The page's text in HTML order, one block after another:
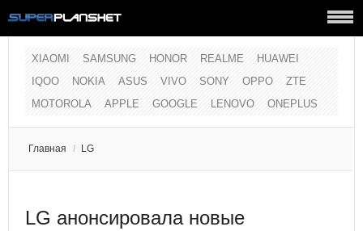
XIAOMI SAMSUNG HONOR REALME
HUAWEI
IQOO
NOKIA ASUS VIVO SONY OPPO
ZTE
MOTOROLA
APPLE GOOGLE LENOVO ONEPLUS
Главная / LG
LG анонсировала новые